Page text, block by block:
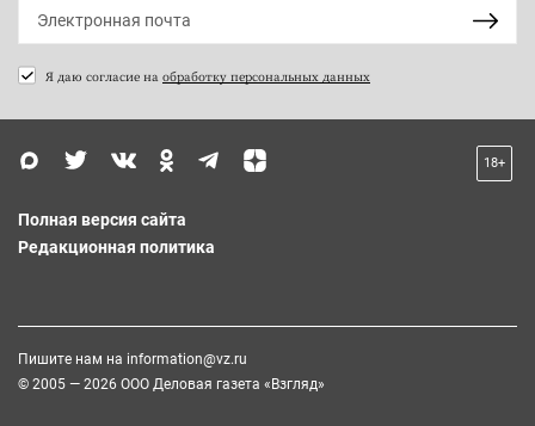
Я даю согласие на обработку персональных данных
18+
Полная версия сайта
Редакционная политика
Пишите нам на information@vz.ru
© 2005 — 2026 ООО Деловая газета «Взгляд»